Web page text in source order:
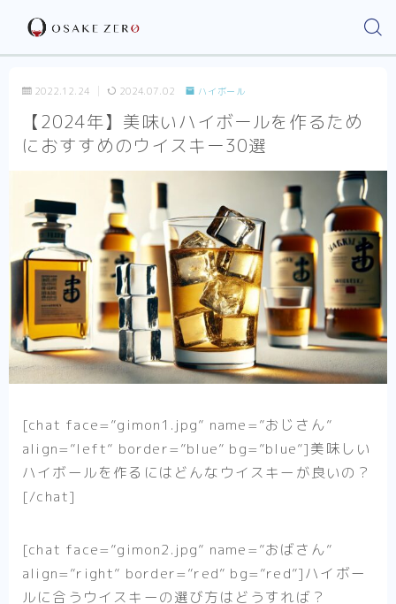
2022.12.24 2024.07.02 ハイボール
【2024年】美味いハイボールを作るため
におすすめのウイスキー30選
[chat face=”gimon1.jpg” name=”おじさん”
align=”left” border=”blue” bg=”blue”]美味しい
ハイボールを作るにはどんなウイスキーが良いの？
[/chat]
[chat face=”gimon2.jpg” name=”おばさん”
align=”right” border=”red” bg=”red”]ハイボー
ルに合うウイスキーの選び方はどうすれば？